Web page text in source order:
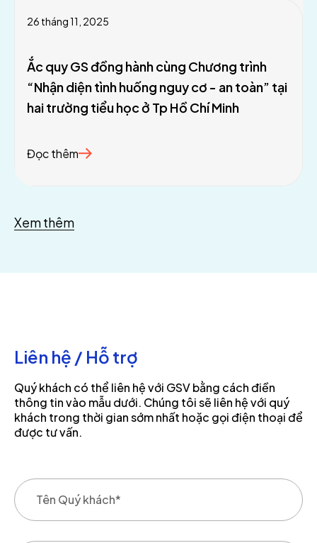
Xem thêm
26 tháng 11, 2025
Ắc quy GS đồng hành cùng Chương trình
“Nhận diện tình huống nguy cơ - an toàn” tại
hai trường tiểu học ở Tp Hồ Chí Minh
Đọc thêm
Liên hệ / Hỗ trợ
Quý khách có thể liên hệ với GSV bằng cách điền
thông tin vào mẫu dưới. Chúng tôi sẽ liên hệ với quý
khách trong thời gian sớm nhất hoặc gọi điện thoại để
được tư vấn.